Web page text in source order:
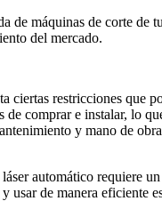
máquinas de corte de
del mercado.
restricciones que
comprar e instalar, lo
y mano de
automático requiere
de manera eficiente